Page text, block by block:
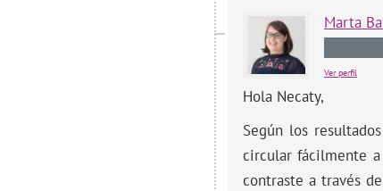
Marta
Ver perfil
Hola Necaty,
Según los
circular fácilmente
contraste a través